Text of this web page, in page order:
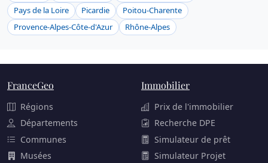
Pays de la Loire
Picardie
Poitou-Charente
Provence-Alpes-Côte-d'Azur
Rhône-Alpes
FranceGeo
Régions
Départements
Communes
Musées
Immobilier
Prix de l'immobilier
Recherche DPE
Simulateur de prêt
Simulateur Projet